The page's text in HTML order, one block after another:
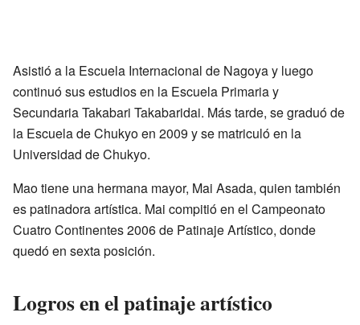
Asistió a la Escuela Internacional de Nagoya y luego
continuó sus estudios en la Escuela Primaria y
Secundaria Takabari Takabaridai. Más tarde, se graduó de
la Escuela de Chukyo en 2009 y se matriculó en la
Universidad de Chukyo.
Mao tiene una hermana mayor, Mai Asada, quien también
es patinadora artística. Mai compitió en el Campeonato
Cuatro Continentes 2006 de Patinaje Artístico, donde
quedó en sexta posición.
Logros en el patinaje artístico